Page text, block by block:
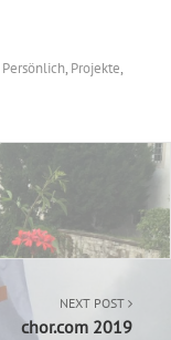
Persönlich, Projekte,
NEXT POST
chor.com 2019